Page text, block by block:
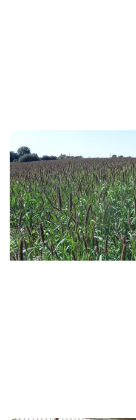
Moissons précoces et
en profiter pour cultiver
La sécheresse se prolonge
potentiel de récolte espéré...
09 JUILL. 2026